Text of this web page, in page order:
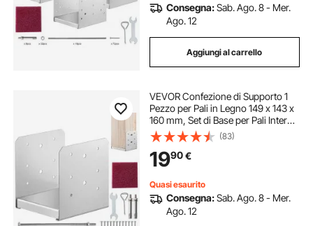
Consegna:Sab. Ago. 8 - Mer.
Ago. 12
Aggiungi al carrello
VEVOR Confezione di Supporto 1
Pezzo per Pali in Legno 149 x 143 x
160 mm, Set di Base per Pali Interni
in Acciaio a Carbonio per
Ancoraggio Pali in Legno Ringhiere,
Corrimano di Terrazze, Portici
(83)
1990€
Quasi esaurito
Consegna:Sab. Ago. 8 - Mer.
Ago. 12